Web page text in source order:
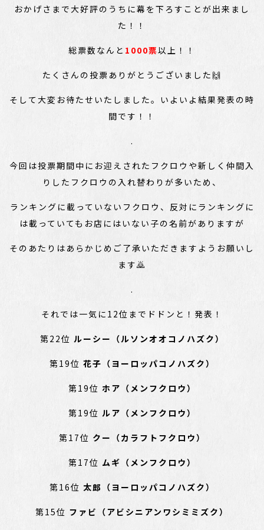
おかげさまで大好評のうちに幕を下ろすことが出来まし
た！！
総票数なんと 1000票以上！！
たくさんの投票ありがとうございました🙌
そして大変お待たせいたしました。いよいよ結果発表の時
間です！！
.
今回は投票期間中にお迎えされたフクロウや新しく仲間入
りしたフクロウの入れ替わりが多いため、
ランキングに載っていないフクロウ、反対にランキングに
は載っていてもお店にはいない子の名前がありますが
そのあたりはあらかじめご了承いただきますようお願いし
ます🙇
.
それでは一気に12位までドドンと！発表！
第22位 ルーシー（ルソンオオコノハズク）
第19位 花子（ヨーロッパコノハズク）
第19位 ホア（メンフクロウ）
第19位 ルア（メンフクロウ）
第17位 クー（カラフトフクロウ）
第17位 ムギ（メンフクロウ）
第16位 太郎（ヨーロッパコノハズク）
第15位 ファビ（アビシニアンワシミミズク）